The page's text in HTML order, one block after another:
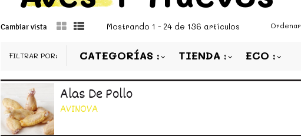
Cambiar vista Mostrando 1 - 24 de 136 artículos Ordenar
FILTRAR POR: CATEGORÍAS TIENDA ECO
Alas De Pollo
AVINOVA